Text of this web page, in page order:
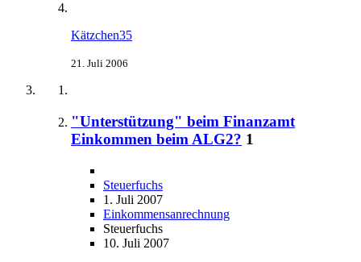
Kätzchen35
21. Juli 2006
"Unterstützung" beim Finanzamt
Einkommen beim ALG2? 1
Steuerfuchs
1. Juli 2007
Einkommensanrechnung
Steuerfuchs
10. Juli 2007